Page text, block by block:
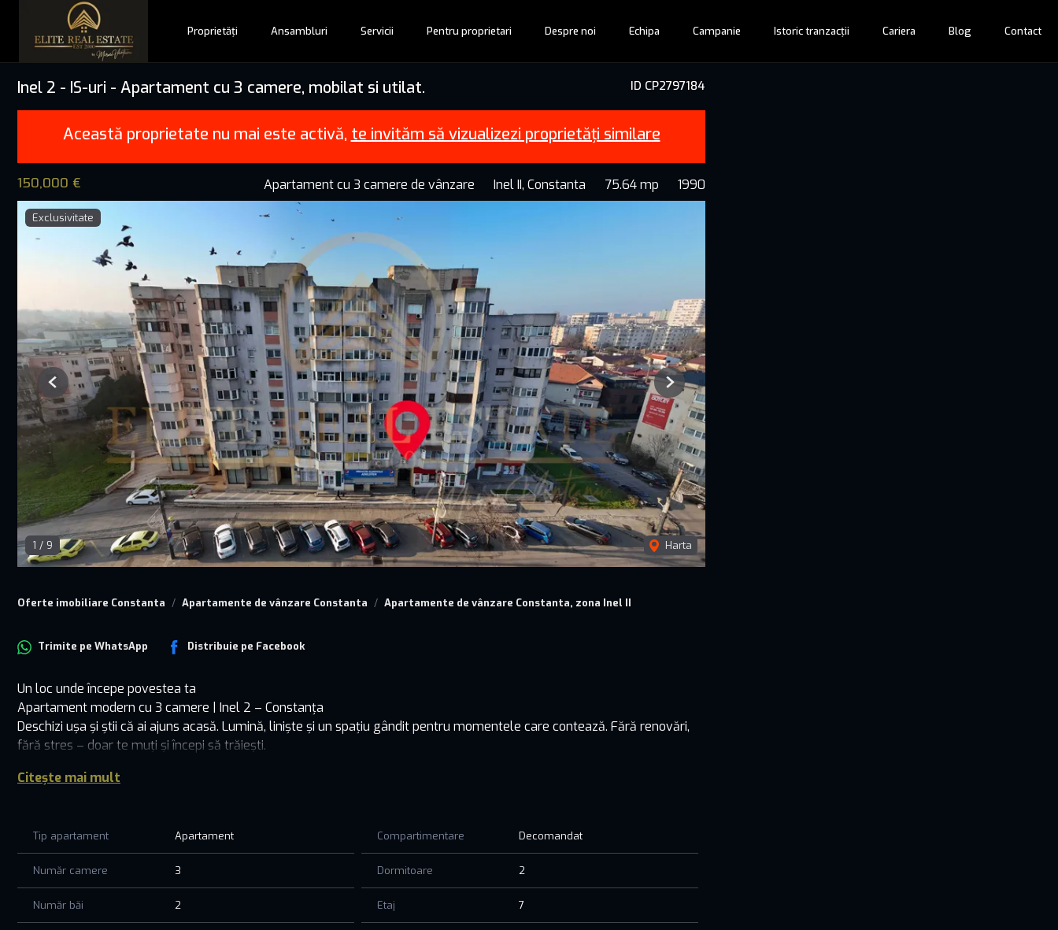
Proprietăți Ansambluri Servicii Pentru proprietari Despre noi Echipa Campanie Istoric tranzacții Cariera Blog Contact
ID CP2797184
Inel 2 - IS-uri - Apartament cu 3 camere, mobilat si utilat.
Această proprietate nu mai este activă, te invităm să vizualizezi proprietăți similare
150,000 € Apartament cu 3 camere de vânzare Inel II, Constanta 75.64 mp 1990
Exclusivitate
1 / 9 Harta
Previous Next
Oferte imobiliare Constanta Apartamente de vânzare Constanta Apartamente de vânzare Constanta, zona Inel II
Trimite pe WhatsApp Distribuie pe Facebook
Un loc unde începe povestea ta
Apartament modern cu 3 camere | Inel 2 – Constanța
Deschizi ușa și știi că ai ajuns acasă. Lumină, liniște și un spațiu gândit pentru momentele care contează. Fără renovări,
fără stres – doar te muți și începi să trăiești.
Living open space pentru seri tihnite, 2 dormitoare primitoare, 2 băi care îți fac viața mai ușoară. Complet mobilat și
- La 5 minute de Mall Supernova, într-o zonă liniștită, cu totul aproape.
Nu este doar un apartament. Este locul unde îți construiești viața.
Hai să-l vezi. S-ar putea să fie exact ce cauți.
Citește mai mult
Tip apartament Apartament Compartimentare Decomandat
Număr camere 3 Dormitoare 2
Număr băi 2 Etaj 7